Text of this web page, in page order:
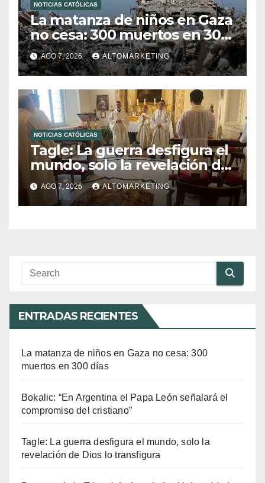
NOTICIAS CATÓLICAS
La matanza de niños en Gaza
no cesa: 300 muertos en 300
días
AGO 7, 2026 ALTOMARKETING
NOTICIAS CATÓLICAS
Tagle: La guerra desfigura el
mundo, solo la revelación de
Dios lo transfigura
AGO 7, 2026 ALTOMARKETING
ENTRADAS RECIENTES
La matanza de niños en Gaza no cesa: 300
muertos en 300 días
Bokalic: “En Argentina el Papa León señalará el
compromiso del cristiano”
Tagle: La guerra desfigura el mundo, solo la
revelación de Dios lo transfigura